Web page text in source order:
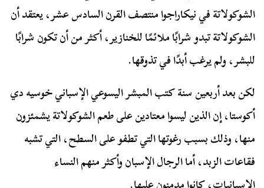
الشوكولاتة في نيكاراجوا منتصف القرن السادس عشر، يعتقد أن
الشوكولاتة تبدو شرابًا ملائمًا للخنازير، أكثر من أن تكون شرابًا
للبشر، ولم يرغب أبدًا في تذوقها.
لكن بعد أربعين سنة كتب المبشر اليسوعي الإسباني خوسيه دي
أكوستا، إن الذين ليسوا معتادين على طعم الشوكولاتة يشمئزون
منها، وذلك بسبب رغوتها التي تطفو على السطح، التي تشبه
فقاعات الزبد، أما الرجال الإسبان وأكثر منهم النساء